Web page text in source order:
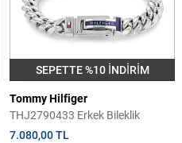
SEPETTE %10 İNDİRİM
Tommy Hilfiger
THJ2790433 Erkek Bileklik
7.080,00 TL